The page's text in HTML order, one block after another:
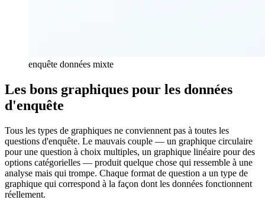
enquête données mixte
Les bons graphiques pour les données
d'enquête
Tous les types de graphiques ne conviennent pas à toutes les
questions d'enquête. Le mauvais couple — un graphique circulaire
pour une question à choix multiples, un graphique linéaire pour des
options catégorielles — produit quelque chose qui ressemble à une
analyse mais qui trompe. Chaque format de question a un type de
graphique qui correspond à la façon dont les données fonctionnent
réellement.